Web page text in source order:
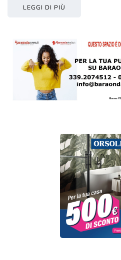
LEGGI DI PIÙ